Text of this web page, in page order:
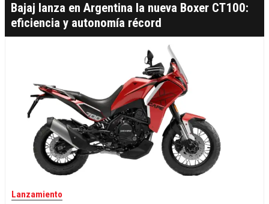
Bajaj lanza en Argentina la nueva Boxer CT100:
eficiencia y autonomía récord
Lanzamiento